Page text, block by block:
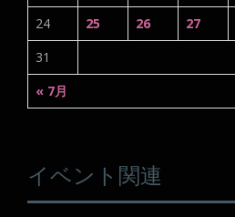
« 7月
24
25 26 27
31
イベント関連